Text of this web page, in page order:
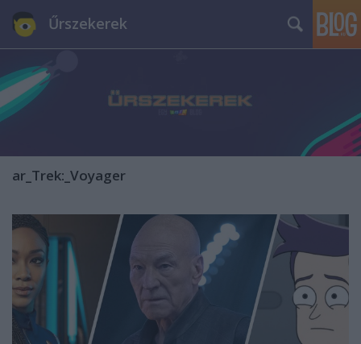
Űrszekerek
ar_Trek:_Voyager